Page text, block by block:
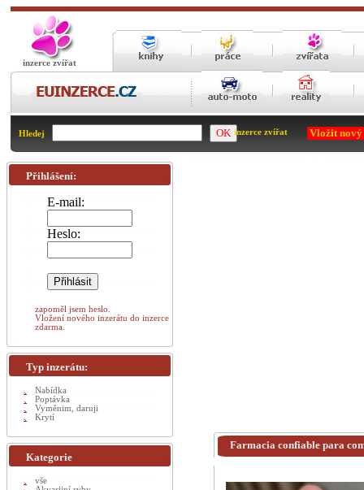
inzerce zvířat
Hledej inzerce zvířat Vložit
Farmacia confiable para
Přihlášení:
E-mail:
Heslo:
zapoměl jsem heslo.
Vložení nového inzerátu do inzerce
zdarma.
Typ inzerátu:
Nabídka
Poptávka
Vyměnim, daruji
Krytí
Kategorie
vše